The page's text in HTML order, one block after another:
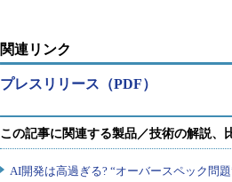
関連リンク
プレスリリース（PDF）